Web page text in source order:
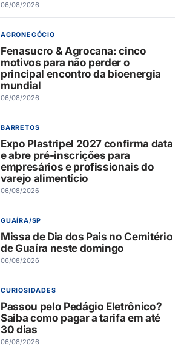
06/08/2026
AGRONEGÓCIO
Fenasucro & Agrocana: cinco
motivos para não perder o
principal encontro da bioenergia
mundial
06/08/2026
BARRETOS
Expo Plastripel 2027 confirma data
e abre pré-inscrições para
empresários e profissionais do
varejo alimentício
06/08/2026
GUAÍRA/SP
Missa de Dia dos Pais no Cemitério
de Guaíra neste domingo
06/08/2026
CURIOSIDADES
Passou pelo Pedágio Eletrônico?
Saiba como pagar a tarifa em até
30 dias
06/08/2026